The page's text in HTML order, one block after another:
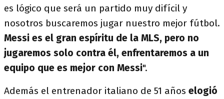
es lógico que será un partido muy difícil y
nosotros buscaremos jugar nuestro mejor fútbol.
Messi es el gran espíritu de la MLS, pero no
jugaremos solo contra él, enfrentaremos a un
equipo que es mejor con Messi".
Además el entrenador italiano de 51 años elogió